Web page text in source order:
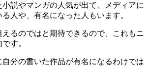
説やマンガの人気が出て、メディアに
人や、有名になった人もいます。
えるのではと期待できるので、これもニ
す。
自分の書いた作品が有名になるわけでは